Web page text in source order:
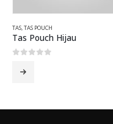
TAS,TAS POUCH
Tas Pouch Hijau